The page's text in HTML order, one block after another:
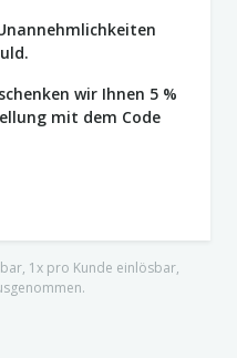
wir Ihnen 5 %
mit dem Code
1x pro Kunde einlösbar,